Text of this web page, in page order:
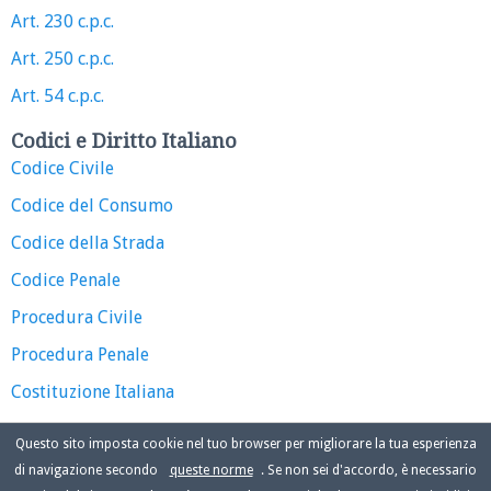
Art. 230 c.p.c.
Art. 250 c.p.c.
Art. 54 c.p.c.
Codici e Diritto Italiano
Codice Civile
Codice del Consumo
Codice della Strada
Codice Penale
Procedura Civile
Procedura Penale
Costituzione Italiana
Questo sito imposta cookie nel tuo browser per migliorare la tua esperienza
di navigazione secondo
queste norme
. Se non sei d'accordo, è necessario